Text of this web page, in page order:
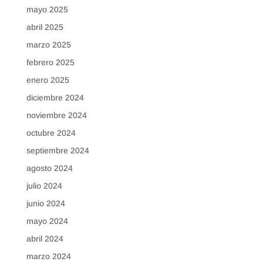
mayo 2025
abril 2025
marzo 2025
febrero 2025
enero 2025
diciembre 2024
noviembre 2024
octubre 2024
septiembre 2024
agosto 2024
julio 2024
junio 2024
mayo 2024
abril 2024
marzo 2024